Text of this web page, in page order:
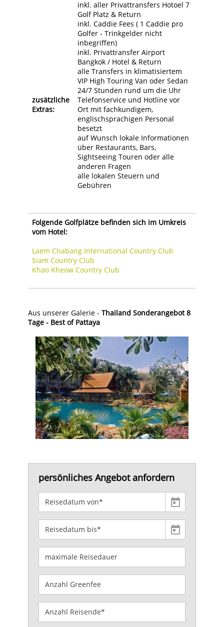
zusätzliche
Extras:
inkl. aller Privattransfers Hotoel 7
Golf Platz & Return
inkl. Caddie Fees ( 1 Caddie pro
Golfer - Trinkgelder nicht
inbegriffen)
inkl. Privattransfer Airport
Bangkok / Hotel & Return
alle Transfers in klimatisiertem
VIP High Touring Van oder Sedan
24/7 Stunden rund um die Uhr
Telefonservice und Hotline vor
Ort mit fachkundigem,
englischsprachigen Personal
besetzt
auf Wunsch lokale Informationen
über Restaurants, Bars,
Sightseeing Touren oder alle
anderen Fragen
alle lokalen Steuern und
Gebühren
Folgende Golfplätze befinden sich im Umkreis
vom Hotel:
Laem Chabang International Country Club
Siam Country Club
Khao Kheow Country Club
Aus unserer Galerie - Thailand Sonderangebot 8
Tage - Best of Pattaya
persönliches Angebot anfordern